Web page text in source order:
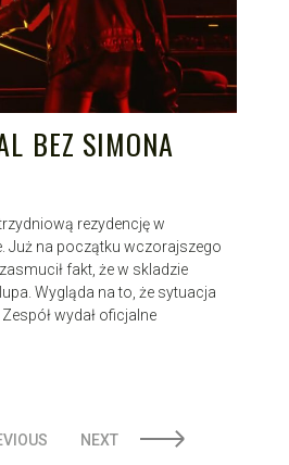
BEZ SIMONA
rezydencję w
Już na początku wczorajszego
fakt, że w skladzie
Wygląda na to, że sytuacja
wydał oficjalne
NEXT